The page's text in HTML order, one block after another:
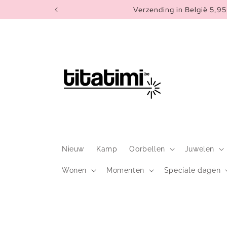
content
Verzending in België
Nieuw Kamp Oorbellen Juwelen
Wonen Momenten Speciale dagen